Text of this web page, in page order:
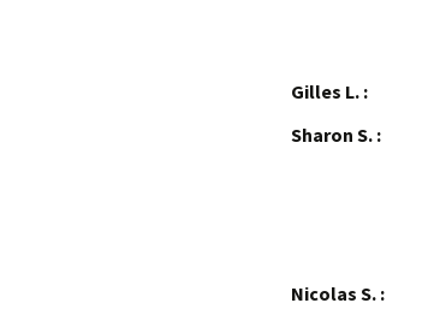
Gilles L. :
Sharon S. :
Nicolas S. :